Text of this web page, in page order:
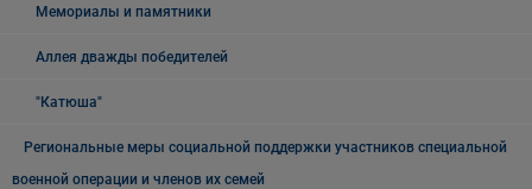
Мемориалы и памятники
Аллея дважды победителей
"Катюша"
Региональные меры социальной поддержки участников специальной
военной операции и членов их семей